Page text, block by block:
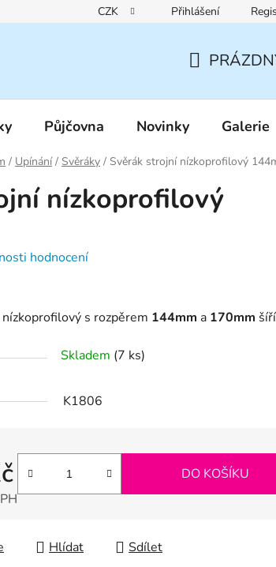
Reklamační řád Pravidla zákaznických
CZK Přihlášení
KOŠÍK
Půjčovna Novinky Galerie
/ Upínání / Svěráky / Svěrák strojní nízkoprofilový
nízkoprofilový
hodnocení
s rozpěrem 144mm a 170mm
Skladem (7 ks)
K1806
DO KOŠÍKU
Hlídat Sdílet